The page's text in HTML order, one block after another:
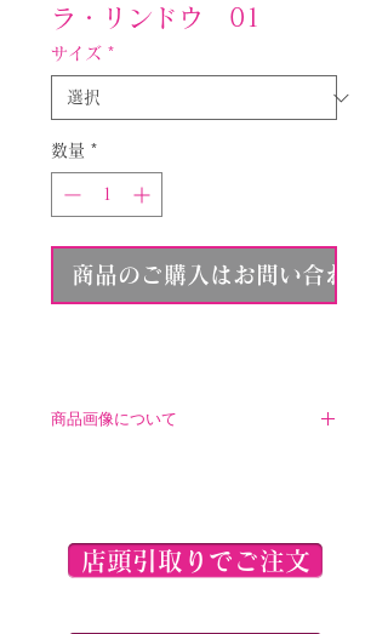
ラ・リンドウ 01
サイズ *
数量 *
商品のご購入はお問い合わせ
商品画像について
で、ご了承くださいませ。
店頭引取りでご注文